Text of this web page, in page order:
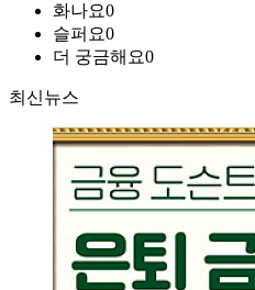
화나요0
슬퍼요0
더 궁금해요0
최신뉴스